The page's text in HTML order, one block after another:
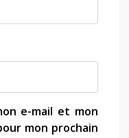
e-mail et mon
mon prochain